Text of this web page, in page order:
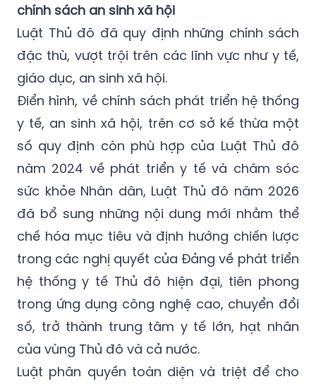
chính sách an sinh xã hội
Luật Thủ đô đã quy định những chính sách
đặc thù, vượt trội trên các lĩnh vực như y tế,
giáo dục, an sinh xã hội.
Điển hình, về chính sách phát triển hệ thống
y tế, an sinh xã hội, trên cơ sở kế thừa một
số quy định còn phù hợp của Luật Thủ đô
năm 2024 về phát triển y tế và chăm sóc
sức khỏe Nhân dân, Luật Thủ đô năm 2026
đã bổ sung những nội dung mới nhằm thể
chế hóa mục tiêu và định hướng chiến lược
trong các nghị quyết của Đảng về phát triển
hệ thống y tế Thủ đô hiện đại, tiên phong
trong ứng dụng công nghệ cao, chuyển đổi
số, trở thành trung tâm y tế lớn, hạt nhân
của vùng Thủ đô và cả nước.
Luật phân quyền toàn diện và triệt để cho